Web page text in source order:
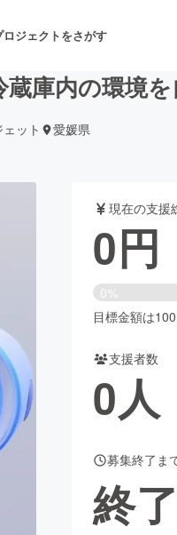
ロジェクトをさがす
舞台・パフォーマンス
ビューティー・ヘルスケア
Creation
庫内の環境
ット 愛媛県
現在の支援
0円
0%
目標金額は
支援者数
0人
募集終了ま
終了